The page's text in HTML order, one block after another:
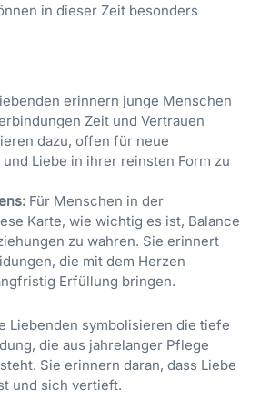
in dieser Zeit besonders
erinnern junge Menschen
Zeit und Vertrauen
dazu, offen für neue
Liebe in ihrer reinsten Form zu
Für Menschen in der
Karte, wie wichtig es ist, Balance
zu wahren. Sie erinnert
die mit dem Herzen
Erfüllung bringen.
Liebenden symbolisieren die tiefe
die aus jahrelanger Pflege
Sie erinnern daran, dass Liebe
und sich vertieft.